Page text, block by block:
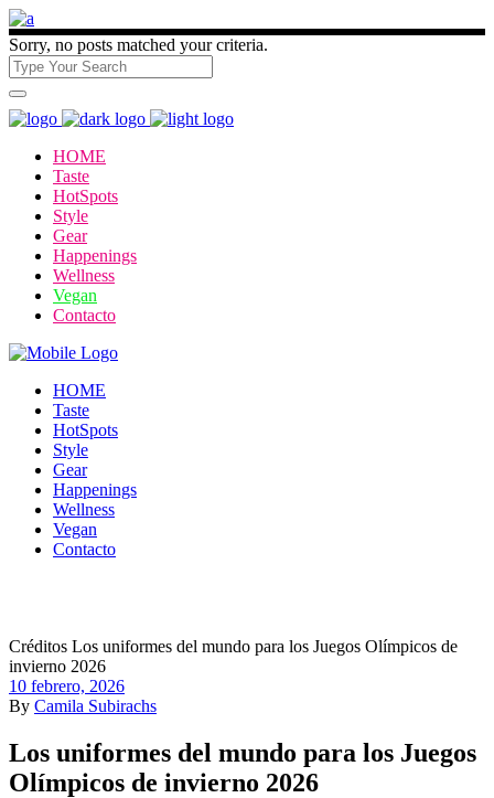
Sorry, no posts matched your criteria.
HOME
Taste
HotSpots
Style
Gear
Happenings
Wellness
Vegan
Contacto
HOME
Taste
HotSpots
Style
Gear
Happenings
Wellness
Vegan
Contacto
Créditos Los uniformes del mundo para los Juegos Olímpicos de
invierno 2026
10 febrero, 2026
By Camila Subirachs
Los uniformes del mundo para los Juegos
Olímpicos de invierno 2026